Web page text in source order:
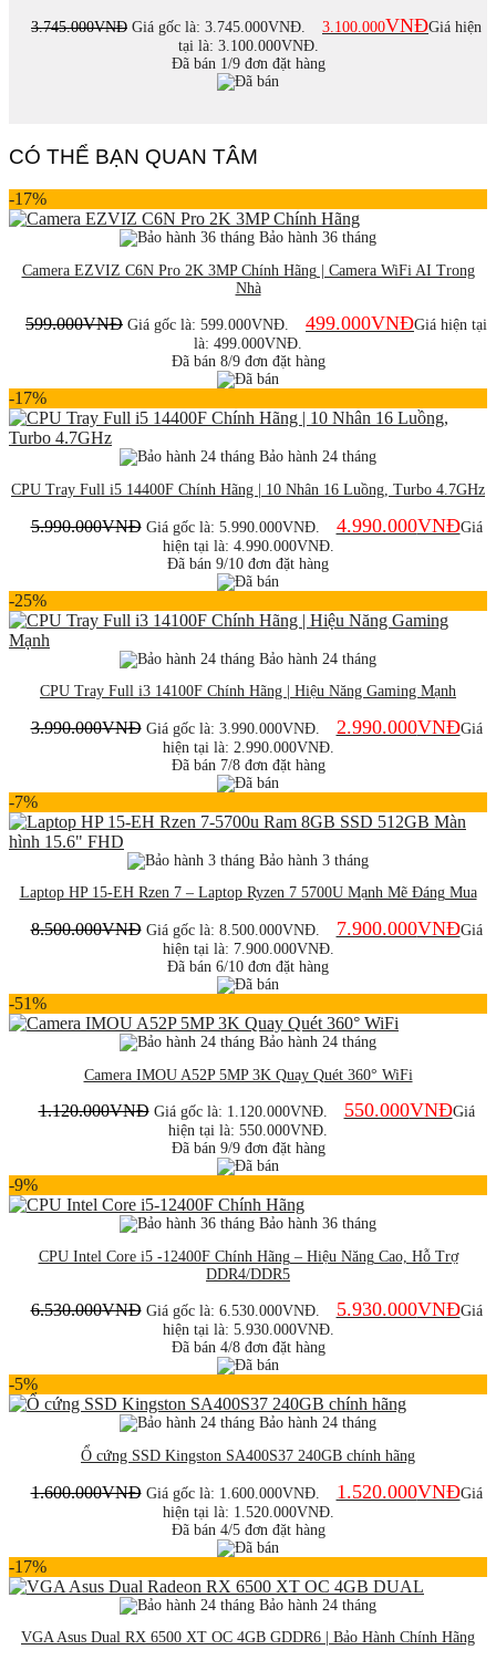
3.745.000VNĐ Giá gốc là: 3.745.000VNĐ. 3.100.000VNĐGiá hiện
tại là: 3.100.000VNĐ.
Đã bán 1/9 đơn đặt hàng
CÓ THỂ BẠN QUAN TÂM
-17%
Bảo hành 36 tháng
Camera EZVIZ C6N Pro 2K 3MP Chính Hãng | Camera WiFi AI Trong
Nhà
599.000VNĐ Giá gốc là: 599.000VNĐ. 499.000VNĐGiá hiện tại
là: 499.000VNĐ.
Đã bán 8/9 đơn đặt hàng
-17%
Bảo hành 24 tháng
CPU Tray Full i5 14400F Chính Hãng | 10 Nhân 16 Luồng, Turbo 4.7GHz
5.990.000VNĐ Giá gốc là: 5.990.000VNĐ. 4.990.000VNĐGiá
hiện tại là: 4.990.000VNĐ.
Đã bán 9/10 đơn đặt hàng
-25%
Bảo hành 24 tháng
CPU Tray Full i3 14100F Chính Hãng | Hiệu Năng Gaming Mạnh
3.990.000VNĐ Giá gốc là: 3.990.000VNĐ. 2.990.000VNĐGiá
hiện tại là: 2.990.000VNĐ.
Đã bán 7/8 đơn đặt hàng
-7%
Bảo hành 3 tháng
Laptop HP 15-EH Rzen 7 – Laptop Ryzen 7 5700U Mạnh Mẽ Đáng Mua
8.500.000VNĐ Giá gốc là: 8.500.000VNĐ. 7.900.000VNĐGiá
hiện tại là: 7.900.000VNĐ.
Đã bán 6/10 đơn đặt hàng
-51%
Bảo hành 24 tháng
Camera IMOU A52P 5MP 3K Quay Quét 360° WiFi
1.120.000VNĐ Giá gốc là: 1.120.000VNĐ. 550.000VNĐGiá
hiện tại là: 550.000VNĐ.
Đã bán 9/9 đơn đặt hàng
-9%
Bảo hành 36 tháng
CPU Intel Core i5 -12400F Chính Hãng – Hiệu Năng Cao, Hỗ Trợ
DDR4/DDR5
6.530.000VNĐ Giá gốc là: 6.530.000VNĐ. 5.930.000VNĐGiá
hiện tại là: 5.930.000VNĐ.
Đã bán 4/8 đơn đặt hàng
-5%
Bảo hành 24 tháng
Ổ cứng SSD Kingston SA400S37 240GB chính hãng
1.600.000VNĐ Giá gốc là: 1.600.000VNĐ. 1.520.000VNĐGiá
hiện tại là: 1.520.000VNĐ.
Đã bán 4/5 đơn đặt hàng
-17%
Bảo hành 24 tháng
VGA Asus Dual RX 6500 XT OC 4GB GDDR6 | Bảo Hành Chính Hãng